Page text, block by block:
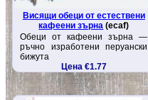
Висящи обеци от естествени
кафеени зърна (ecaf)
Обеци от кафеени зърна —
ръчно изработени перуански
бижута
Цена €1.77